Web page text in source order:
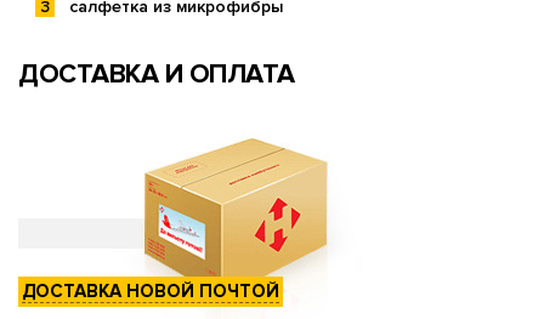
салфетка из микрофибры
ДОСТАВКА И ОПЛАТА
ДОСТАВКА НОВОЙ ПОЧТОЙ